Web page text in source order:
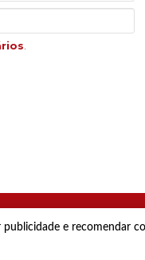
publicidade e recomendar
.